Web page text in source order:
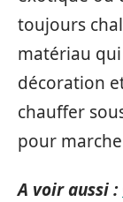
toujours
matériau qui
décoration
chauffer
pour
A voir aussi :